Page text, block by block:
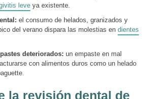
leve ya existente.
el consumo de helados, granizados y
del verano dispara las molestias en dientes
deteriorados: un empaste en mal
con alimentos duros como un helado
la revisión dental de